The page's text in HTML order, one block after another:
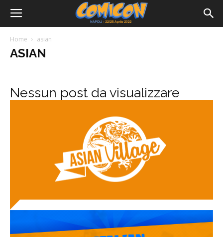
Home asian
ASIAN
Nessun post da visualizzare